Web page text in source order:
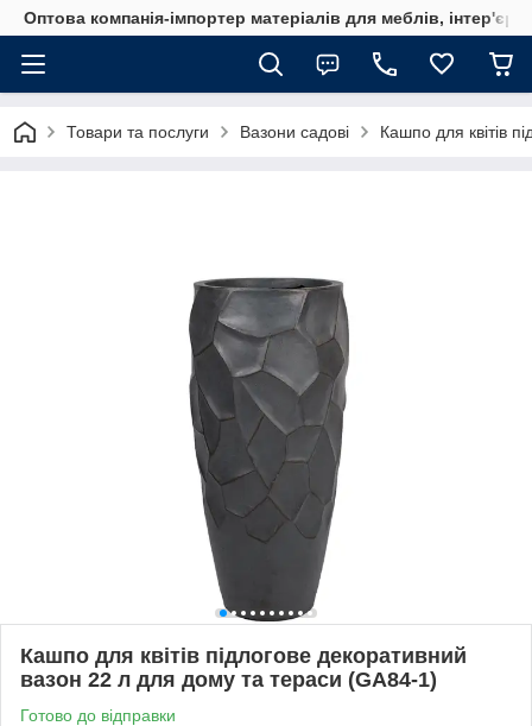
Оптова компанія-імпортер матеріалів для меблів, інтер'єру
Товари та послуги Вазони садові Кашпо для квітів
Кашпо для квітів підлогове декоративний
вазон 22 л для дому та тераси (GA84-1)
Готово до відправки